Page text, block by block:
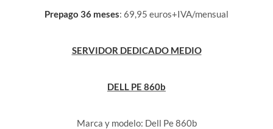
Prepago 36 meses: 69,95 euros+IVA/mensual
SERVIDOR DEDICADO MEDIO
DELL PE 860b
Marca y modelo: Dell Pe 860b